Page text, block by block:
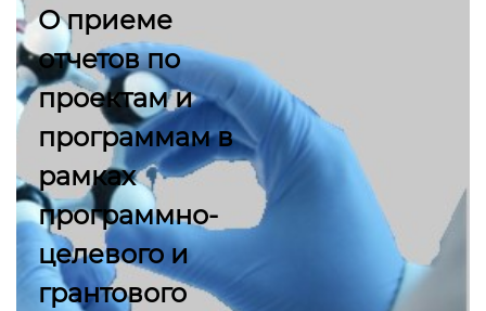
О приеме
отчетов по
проектам и
программам в
рамках
программно-
целевого и
грантового